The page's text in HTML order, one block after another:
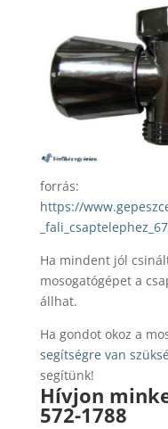
forrás:
https://
Ha mindent jól
mosogatógépet a
állhat.
Ha gondot okoz a
segítségre van
segítünk!
Hívjon
572-1788